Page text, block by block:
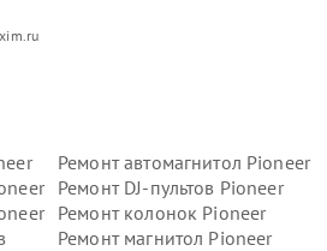
Ремонт автомагнитол Pioneer
Ремонт DJ-пультов Pioneer
Ремонт колонок Pioneer
Ремонт магнитол Pioneer